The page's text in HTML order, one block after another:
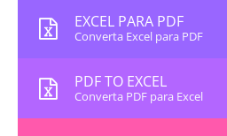
EXCEL PARA PDF
Converta Excel para PDF
PDF TO EXCEL
Converta PDF para Excel